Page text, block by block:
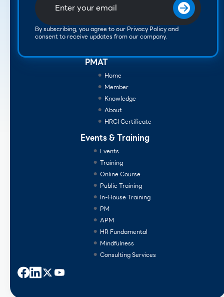
By subscribing, you agree to our Privacy Policy and
consent to receive updates from our company.
PMAT
Home
Member
Knowledge
About
HRCI Certificate
Events & Training
Events
Training
Online Course
Public Training
In-House Training
PM
APM
HR Fundamental
Mindfulness
Consulting Services